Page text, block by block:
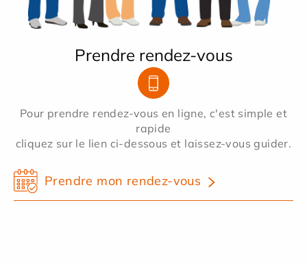
Prendre rendez-vous
Pour prendre rendez-vous en ligne, c'est simple et
rapide
cliquez sur le lien ci-dessous et laissez-vous guider.
Prendre mon rendez-vous